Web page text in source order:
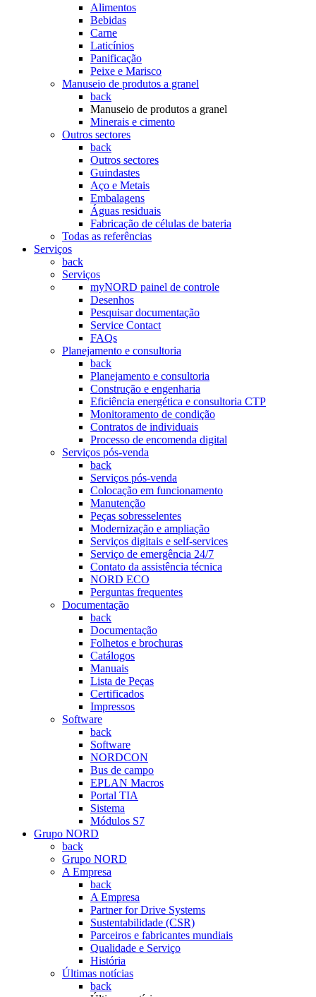
Alimentos
Bebidas
Carne
Laticínios
Panificação
Peixe e Marisco
Manuseio de produtos a granel
back
Manuseio de produtos a granel
Minerais e cimento
Outros sectores
back
Outros sectores
Guindastes
Aço e Metais
Embalagens
Águas residuais
Fabricação de células de bateria
Todas as referências
Serviços
back
Serviços
myNORD painel de controle
Desenhos
Pesquisar documentação
Service Contact
FAQs
Planejamento e consultoria
back
Planejamento e consultoria
Construção e engenharia
Eficiência energética e consultoria CTP
Monitoramento de condição
Contratos de individuais
Processo de encomenda digital
Serviços pós-venda
back
Serviços pós-venda
Colocação em funcionamento
Manutenção
Peças sobresselentes
Modernização e ampliação
Serviços digitais e self-services
Serviço de emergência 24/7
Contato da assistência técnica
NORD ECO
Perguntas frequentes
Documentação
back
Documentação
Folhetos e brochuras
Catálogos
Manuais
Lista de Peças
Certificados
Impressos
Software
back
Software
NORDCON
Bus de campo
EPLAN Macros
Portal TIA
Sistema
Módulos S7
Grupo NORD
back
Grupo NORD
A Empresa
back
A Empresa
Partner for Drive Systems
Sustentabilidade (CSR)
Parceiros e fabricantes mundiais
Qualidade e Serviço
História
Últimas notícias
back